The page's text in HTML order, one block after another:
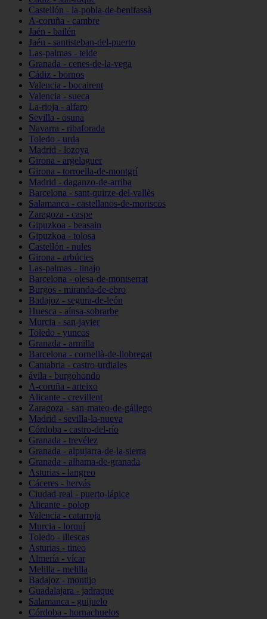
Castellón - la-pobla-de-benifassà
A-coruña - cambre
Jaén - bailén
Jaén - santisteban-del-puerto
Las-palmas - telde
Granada - cenes-de-la-vega
Cádiz - bornos
Valencia - bocairent
Valencia - sueca
La-rioja - alfaro
Sevilla - osuna
Navarra - ribaforada
Toledo - urda
Madrid - lozoya
Girona - argelaguer
Girona - torroella-de-montgrí
Madrid - daganzo-de-arriba
Barcelona - sant-quirze-del-vallès
Salamanca - castellanos-de-moriscos
Zaragoza - caspe
Gipuzkoa - beasain
Gipuzkoa - tolosa
Castellón - nules
Girona - arbúcies
Las-palmas - tinajo
Barcelona - olesa-de-montserrat
Burgos - miranda-de-ebro
Badajoz - segura-de-león
Huesca - aínsa-sobrarbe
Murcia - san-javier
Toledo - yuncos
Granada - armilla
Barcelona - cornellà-de-llobregat
Cantabria - castro-urdiales
ávila - burgohondo
A-coruña - arteixo
Alicante - crevillent
Zaragoza - san-mateo-de-gállego
Madrid - sevilla-la-nueva
Córdoba - castro-del-río
Granada - trevélez
Granada - alpujarra-de-la-sierra
Granada - alhama-de-granada
Asturias - langreo
Cáceres - hervás
Ciudad-real - puerto-lápice
Alicante - polop
Valencia - catarroja
Murcia - lorquí
Toledo - illescas
Asturias - tineo
Almería - vícar
Melilla - melilla
Badajoz - montijo
Guadalajara - jadraque
Salamanca - guijuelo
Córdoba - hornachuelos